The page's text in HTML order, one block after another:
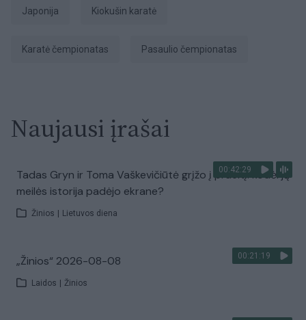
Japonija Kiokušin karatė
karatė čempionatas pasaulio čempionatas
Naujausi įrašai
00:42:29
Tadas Gryn ir Toma Vaškevičiūtė grįžo į praeitį: kodėl jų
meilės istorija padėjo ekrane?
Žinios Lietuvos diena
00:21:19
„Žinios“ 2026-08-08
Laidos Žinios